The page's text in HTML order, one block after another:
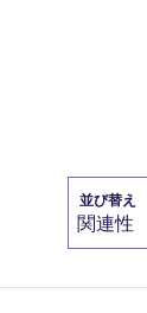
並び替え
関連性